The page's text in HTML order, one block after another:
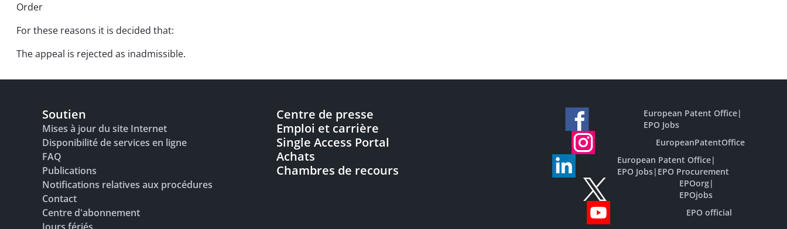
Order
For these reasons it is decided that:
The appeal is rejected as inadmissible.
Soutien
Mises à jour du site Internet
Disponibilité de services en ligne
FAQ
Publications
Notifications relatives aux procédures
Contact
Centre d'abonnement
Centre de presse
Emploi et carrière
Single Access Portal
Achats
Chambres de recours
European Patent Office|
EPO Jobs
EuropeanPatentOffice
European Patent Office|
EPO Jobs| EPO Procurement
EPOorg|
EPOjobs
EPO official